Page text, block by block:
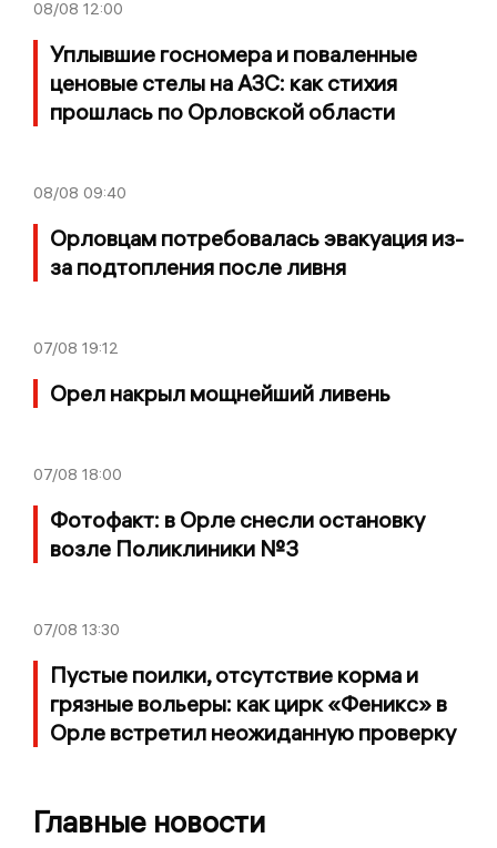
08/08 12:00
Уплывшие госномера и поваленные
ценовые стелы на АЗС: как стихия
прошлась по Орловской области
08/08 09:40
Орловцам потребовалась эвакуация из-
за подтопления после ливня
07/08 19:12
Орел накрыл мощнейший ливень
07/08 18:00
Фотофакт: в Орле снесли остановку
возле Поликлиники №3
07/08 13:30
Пустые поилки, отсутствие корма и
грязные вольеры: как цирк «Феникс» в
Орле встретил неожиданную проверку
Главные новости